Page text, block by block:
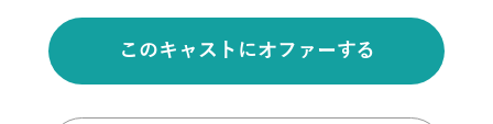
このキャストにオファーする